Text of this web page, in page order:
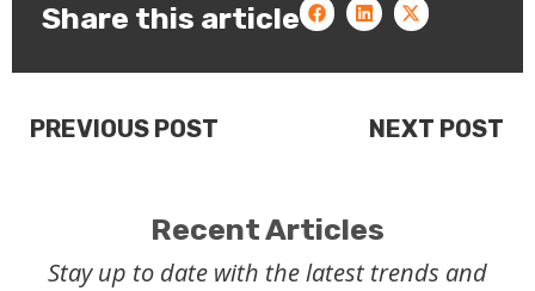
Share this article
PREVIOUS POST NEXT POST
Recent Articles
Stay up to date with the latest trends and